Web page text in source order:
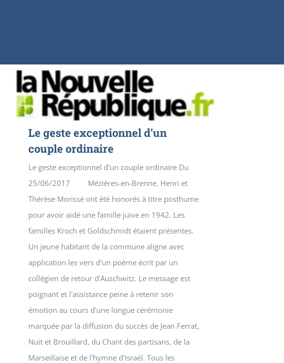
Le geste exceptionnel d’un
couple ordinaire
Le geste exceptionnel d'un couple ordinaire Du
25/06/2017 Mézières-en-Brenne. Henri et
Thérèse Morissé ont été honorés à titre posthume
pour avoir aidé une famille juive en 1942. Les
familles Kroch et Goldschmidt étaient présentes.
Un jeune habitant de la commune aligne avec
application les vers d'un poème écrit par un
collégien de retour d'Auschwitz. Le message est
poignant et l'assistance peine à retenir son
émotion au cours d'une longue cérémonie
marquée par la diffusion du succès de Jean Ferrat,
Nuit et Brouillard, du Chant des partisans, de la
Marseillaise et de l'hymne d'Israël. Tous les